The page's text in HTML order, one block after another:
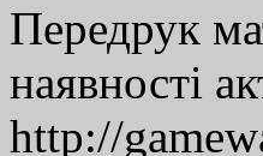
Передрук
наявності
http://